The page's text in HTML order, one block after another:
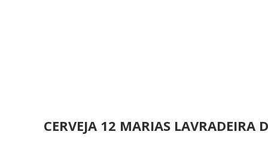
CERVEJA 12 MARIAS LAVRADEIRA